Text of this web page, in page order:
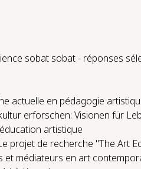
sobat sobat - réponses
actuelle en pédagogie
erforschen: Visionen für
artistique
projet de recherche "The Art
médiateurs en art